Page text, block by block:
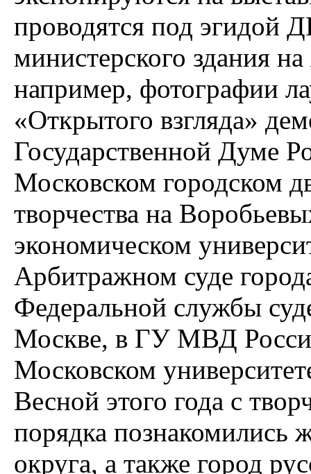
проводятся под
министерского здания
например, фотографии
«Открытого взгляда»
Государственной Думе
Московском городском
творчества на
экономическом
Арбитражном суде
Федеральной службы
Москве, в ГУ МВД
Московском
Весной этого года с
порядка познакомились
округа, а также город